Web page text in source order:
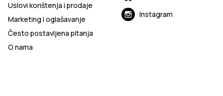
Uslovi korištenja i prodaje
Marketing i oglašavanje
Često postavljena pitanja
O nama
Instagram